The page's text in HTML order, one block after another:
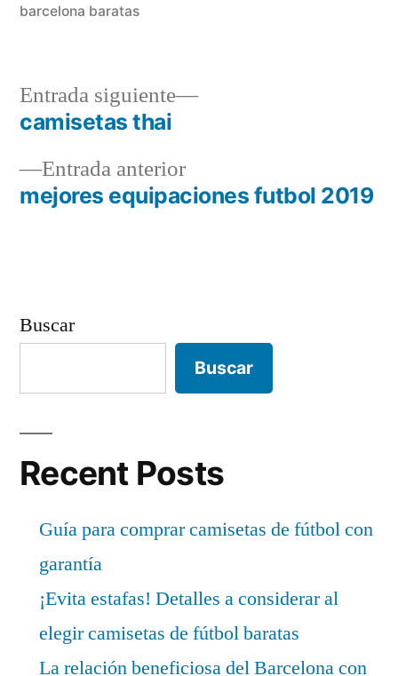
barcelona baratas
Navegación
de
entradas
Entrada anteriorEntrada
anterior:
mejores equipaciones futbol 2019
Entrada siguiente
Entrada
camisetas thai
Buscar
Buscar
Recent Posts
Guía para comprar camisetas de fútbol con
garantía
¡Evita estafas! Detalles a considerar al
elegir camisetas de fútbol baratas
La relación beneficiosa del Barcelona con